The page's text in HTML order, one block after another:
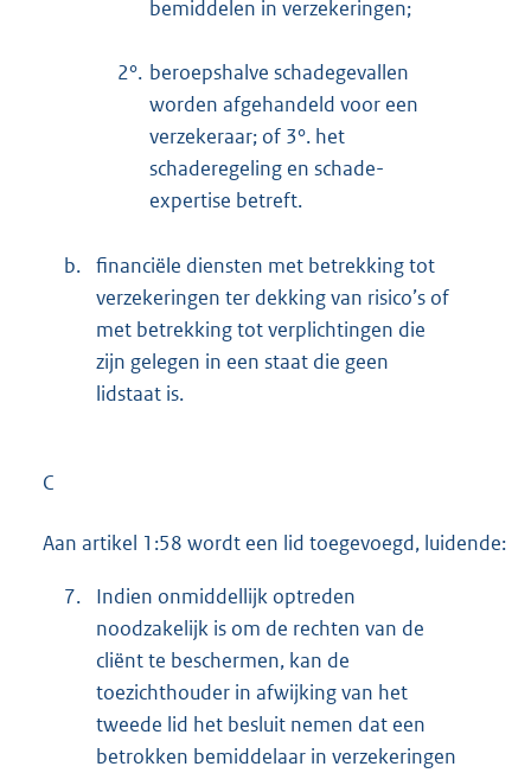
bemiddelen in verzekeringen;
2°. beroepshalve schadegevallen
worden afgehandeld voor een
verzekeraar; of 3°. het
schaderegeling en schade-
expertise betreft.
b. financiële diensten met betrekking tot
verzekeringen ter dekking van risico’s of
met betrekking tot verplichtingen die
zijn gelegen in een staat die geen
lidstaat is.
C
Aan artikel 1:58 wordt een lid toegevoegd, luidende:
7.
Indien onmiddellijk optreden
noodzakelijk is om de rechten van de
cliënt te beschermen, kan de
toezichthouder in afwijking van het
tweede lid het besluit nemen dat een
betrokken bemiddelaar in verzekeringen